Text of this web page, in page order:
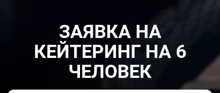
ЗАЯВКА НА
КЕЙТЕРИНГ НА 6
ЧЕЛОВЕК